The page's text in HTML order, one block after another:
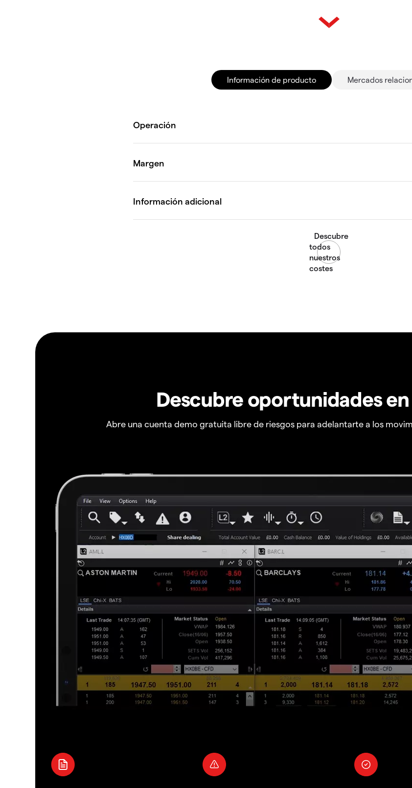
Información de producto Mercados
Descubre oportunidades
Abre una cuenta demo gratuita libre de riesgos para adelantarte a los